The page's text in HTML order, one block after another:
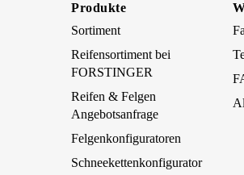
Produkte
Sortiment
Reifensortiment bei
FORSTINGER
Reifen & Felgen
Angebotsanfrage
Felgenkonfiguratoren
Schneekettenkonfigurator